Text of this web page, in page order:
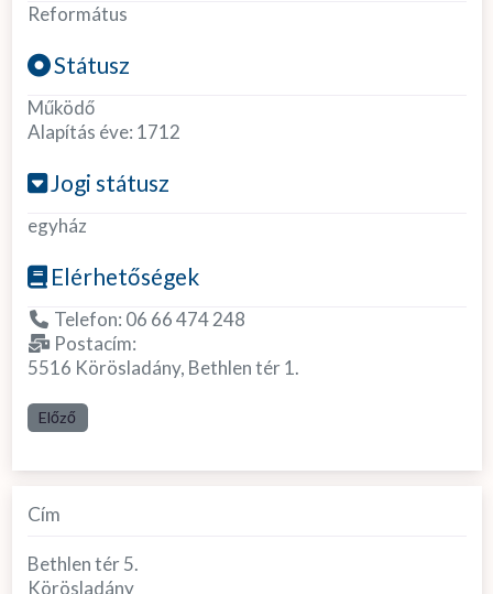
Református
Státusz
Működő
Alapítás éve: 1712
Jogi státusz
egyház
Elérhetőségek
Telefon: 06 66 474 248
Postacím:
5516 Körösladány, Bethlen tér 1.
Előző
Cím
Bethlen tér 5.
Körösladány